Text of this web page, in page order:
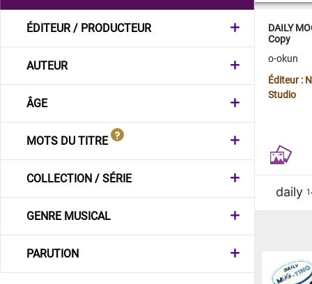
ÉDITEUR / PRODUCTEUR
AUTEUR
ÂGE
MOTS DU TITRE
COLLECTION / SÉRIE
GENRE MUSICAL
PARUTION
DAILY
Copy
o-okun
Éditeur :
Studio
daily